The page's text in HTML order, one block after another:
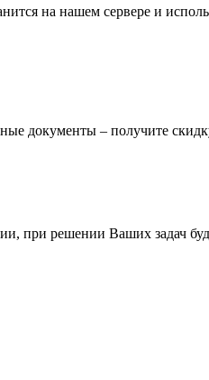
на нашем сервере и
документы – получите
при решении Ваших задач